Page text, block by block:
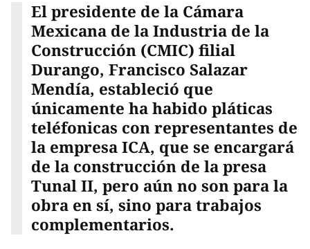
El presidente de la Cámara
Mexicana de la Industria de la
Construcción (CMIC) filial
Durango, Francisco Salazar
Mendía, estableció que
únicamente ha habido pláticas
teléfonicas con representantes de
la empresa ICA, que se encargará
de la construcción de la presa
Tunal II, pero aún no son para la
obra en sí, sino para trabajos
complementarios.